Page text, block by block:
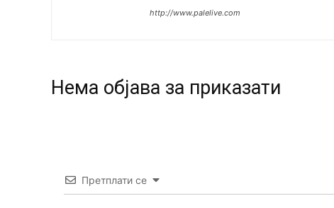
http://www.palelive.com
Нeма објава за приказати
Претплати се